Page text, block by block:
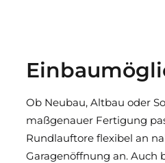
Ob Neubau, Altbau oder
maßgenauer Fertigung
Rundlauftore flexibel an
Garagenöffnung an. Auch